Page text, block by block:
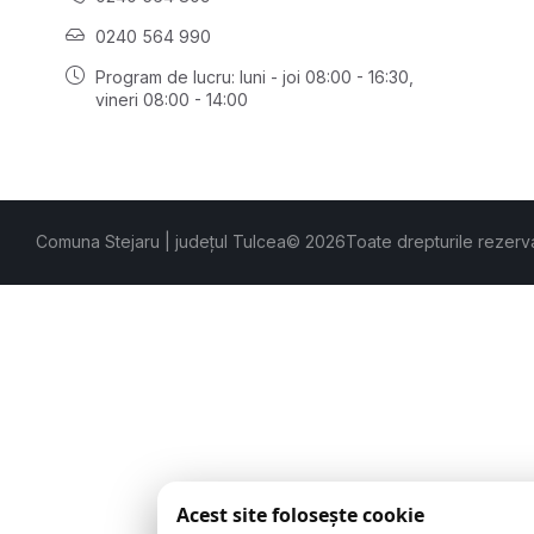
0240 564 990
Program de lucru: luni - joi 08:00 - 16:30,
vineri 08:00 - 14:00
Comuna Stejaru | județul Tulcea© 2026Toate drepturile
Acest site folosește cookie